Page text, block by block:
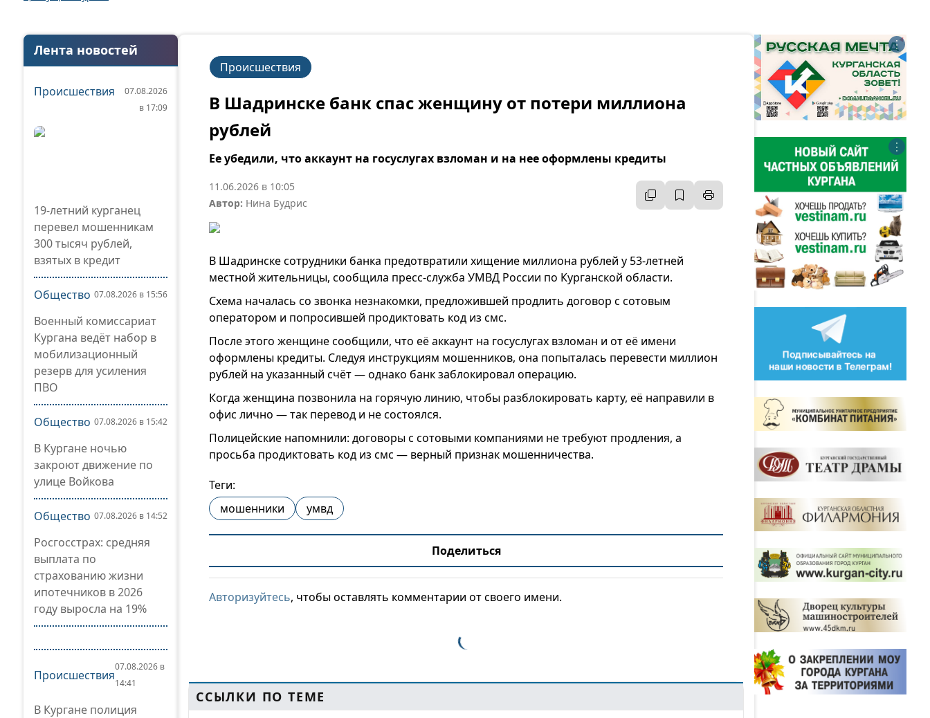
Лента новостей
Происшествия
07.08.2026
в 17:09
19-летний курганец
перевел мошенникам
300 тысяч рублей,
взятых в кредит
Общество 07.08.2026 в 15:56
Военный комиссариат
Кургана ведёт набор в
мобилизационный
резерв для усиления
ПВО
Общество 07.08.2026 в 15:42
В Кургане ночью
закроют движение по
улице Войкова
Общество 07.08.2026 в 14:52
Росгосстрах: средняя
выплата по
страхованию жизни
ипотечников в 2026
году выросла на 19%
Происшествия
07.08.2026 в
14:41
В Кургане полиция
Происшествия
В Шадринске банк спас женщину от потери миллиона
рублей
Ее убедили, что аккаунт на госуслугах взломан и на нее оформлены кредиты
11.06.2026 в 10:05
Автор: Нина Будрис
В Шадринске сотрудники банка предотвратили хищение миллиона рублей у 53-летней
местной жительницы, сообщила пресс-служба УМВД России по Курганской области.
Схема началась со звонка незнакомки, предложившей продлить договор с сотовым
оператором и попросившей продиктовать код из смс.
После этого женщине сообщили, что её аккаунт на госуслугах взломан и от её имени
оформлены кредиты. Следуя инструкциям мошенников, она попыталась перевести миллион
рублей на указанный счёт — однако банк заблокировал операцию.
Когда женщина позвонила на горячую линию, чтобы разблокировать карту, её направили в
офис лично — так перевод и не состоялся.
Полицейские напомнили: договоры с сотовыми компаниями не требуют продления, а
просьба продиктовать код из смс — верный признак мошенничества.
Теги:
мошенники
умвд
Поделиться
Авторизуйтесь, чтобы оставлять комментарии от своего имени.
ССЫЛКИ ПО ТЕМЕ
⋮
⋮